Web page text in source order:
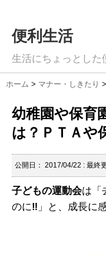
便利生活
生活にちょっとした
ホーム > マナー・しきたり >
幼稚園や保育
は？ＰＴＡや
公開日： 2017/04/22 : 最終
子どもの運動会は「
のに‼ 」と、成長に